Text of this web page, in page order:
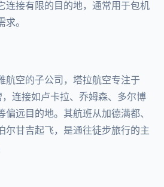
连接有限的目的地，通常用于包机
求。
航空的子公司，塔拉航空专注于
连接如卢卡拉、乔姆森、多尔博
偏远目的地。其航班从加德满都、
尔甘吉起飞，是通往徒步旅行的主